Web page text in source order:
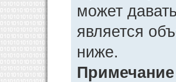
может
является
ниже.